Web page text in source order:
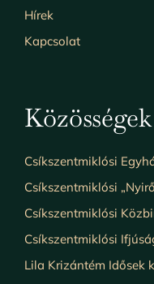
Hírek
Kapcsolat
Közösségek
Csíkszentmiklósi
Csíkszentmiklósi
Csíkszentmiklósi
Csíkszentmiklósi
Lila Krizántém Idősek